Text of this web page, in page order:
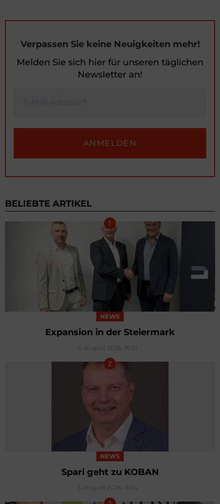
Verpassen Sie keine Neuigkeiten mehr!
Melden Sie sich hier für unseren täglichen
Newsletter an!
BELIEBTE ARTIKEL
NEWS
Expansion in der Steiermark
5. August 2026, 16:57
NEWS
Spari geht zu KOBAN
3. August 2026, 11:04